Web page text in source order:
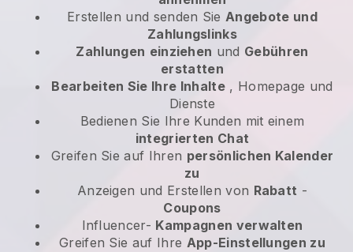
Erstellen und senden SieAngebote und
Zahlungslinks
Zahlungen einziehen und Gebühren
erstatten
Bearbeiten Sie Ihre Inhalte, Homepage und
Dienste
Bedienen Sie Ihre Kunden mit einem
integrierten Chat
Greifen Sie auf Ihren persönlichen Kalender
zu
Anzeigen und Erstellen von Rabatt -
Coupons
Influencer- Kampagnen verwalten
Greifen Sie auf Ihre App-Einstellungen zu